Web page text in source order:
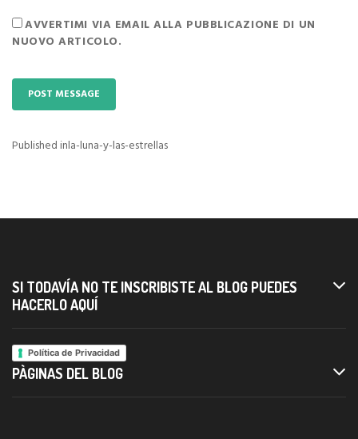
AVVERTIMI VIA EMAIL ALLA PUBBLICAZIONE DI UN
NUOVO ARTICOLO.
Navigazione
Published inla-luna-y-las-estrellas
SI TODAVÍA NO TE INSCRIBISTE AL BLOG PUEDES
HACERLO AQUÍ
Política de Privacidad
PÀGINAS DEL BLOG